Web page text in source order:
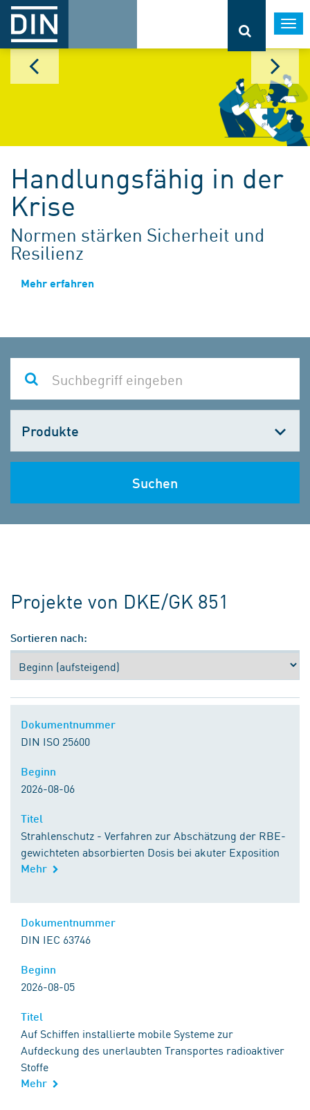
Handlungsfähig in der
Krise
Normen stärken Sicherheit und
Resilienz
Mehr erfahren
wählen
Suchen
Projekte von DKE/GK 851
Sortieren nach:
Dokumentnummer
DIN ISO 25600
Beginn
2026-08-06
Titel
Strahlenschutz - Verfahren zur Abschätzung der RBE-
gewichteten absorbierten Dosis bei akuter Exposition
Mehr
Dokumentnummer
DIN IEC 63746
Beginn
2026-08-05
Titel
Auf Schiffen installierte mobile Systeme zur
Aufdeckung des unerlaubten Transportes radioaktiver
Stoffe
Mehr